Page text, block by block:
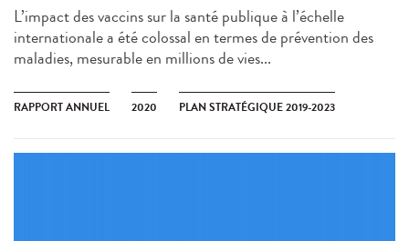
L’impact des vaccins sur la santé publique à l’échelle
internationale a été colossal en termes de prévention des
maladies, mesurable en millions de vies...
RAPPORT ANNUEL 2020 PLAN STRATÉGIQUE 2019-2023